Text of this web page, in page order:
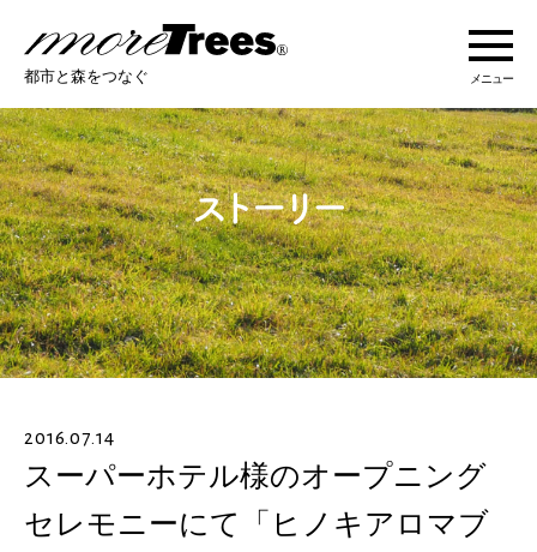
more trees
都市と森をつなぐ メニュー
more treesについて
活動紹介
活動地域
ストーリー
あなたにできること
2016.07.14
スーパーホテル様のオープニング
セレモニーにて「ヒノキアロマブ